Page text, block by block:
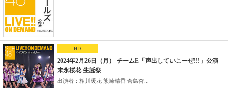
HD
2024年2月26日（月） チームE「声出していこーぜ!!!」公演
末永桜花 生誕祭
出演者：相川暖花 熊崎晴香 倉島杏...